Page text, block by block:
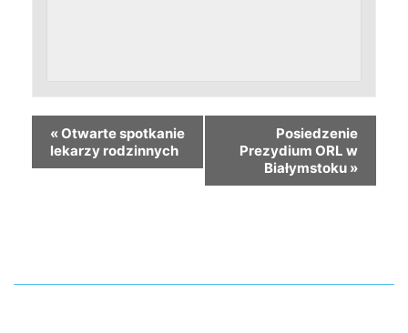
«Otwarte spotkanie
lekarzy rodzinnych
Posiedzenie
Prezydium ORL w
Białymstoku »